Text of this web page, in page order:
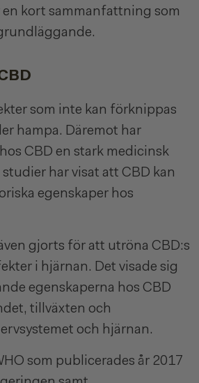
en kort sammanfattning som
som inte kan förknippas
hampa. Däremot har
CBD en stark medicinsk
har visat att CBD kan
egenskaper hos
gjorts för att utröna CBD:s
i hjärnan. Det visade sig
egenskaperna hos CBD
tillväxten och
och hjärnan.
som publicerades år 2017